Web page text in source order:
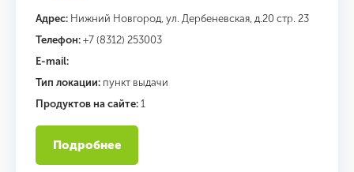
Адрес: Нижний Новгород, ул. Дербеневская, д.20 стр. 23
Телефон: +7 (8312) 253003
E-mail:
Тип локации: пункт выдачи
Продуктов на сайте: 1
Подробнее